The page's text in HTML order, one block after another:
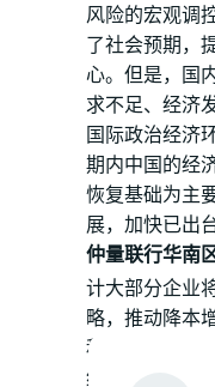
风险的宏观调
了社会预期，
心。但是，国
求不足、经济
国际政治经济
期内中国的经
恢复基础为主
展，加快已出
仲量联行华南
计大部分企业
略，推动降本
租赁上，企业
约型租赁策略